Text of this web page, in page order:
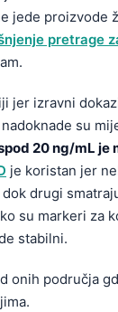
jede proizvode
pretrage
jer izravni
su
20 ng/mL je
je koristan jer
drugi
su markeri za
stabilni.
onih područja